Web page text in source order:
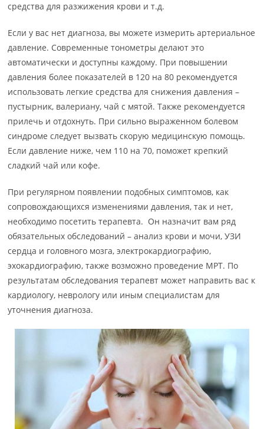
средства для разжижения крови и т.д.
Если у вас нет диагноза, вы можете измерить артериальное
давление. Современные тонометры делают это
автоматически и доступны каждому. При повышении
давления более показателей в 120 на 80 рекомендуется
использовать легкие средства для снижения давления –
пустырник, валериану, чай с мятой. Также рекомендуется
прилечь и отдохнуть. При сильно выраженном болевом
синдроме следует вызвать скорую медицинскую помощь.
Если давление ниже, чем 110 на 70, поможет крепкий
сладкий чай или кофе.
При регулярном появлении подобных симптомов, как
сопровождающихся изменениями давления, так и нет,
необходимо посетить терапевта. Он назначит вам ряд
обязательных обследований – анализ крови и мочи, УЗИ
сердца и головного мозга, электрокардиографию,
эхокардиографию, также возможно проведение МРТ. По
результатам обследования терапевт может направить вас к
кардиологу, неврологу или иным специалистам для
уточнения диагноза.